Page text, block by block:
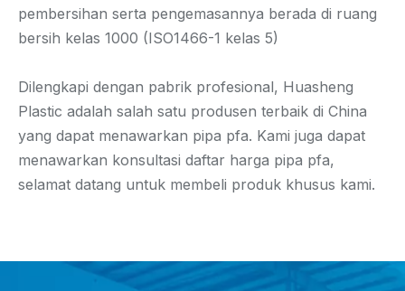
pembersihan serta pengemasannya berada di ruang
bersih kelas 1000 (ISO1466-1 kelas 5)
Dilengkapi dengan pabrik profesional, Huasheng
Plastic adalah salah satu produsen terbaik di China
yang dapat menawarkan pipa pfa. Kami juga dapat
menawarkan konsultasi daftar harga pipa pfa,
selamat datang untuk membeli produk khusus kami.